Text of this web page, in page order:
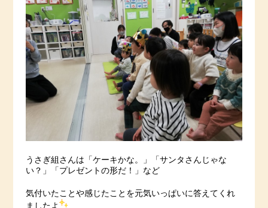
うさぎ組さんは「ケーキかな。」「サンタさんじゃな
い？」「プレゼントの形だ！」など
気付いたことや感じたことを元気いっぱいに答えてくれ
ましたよ